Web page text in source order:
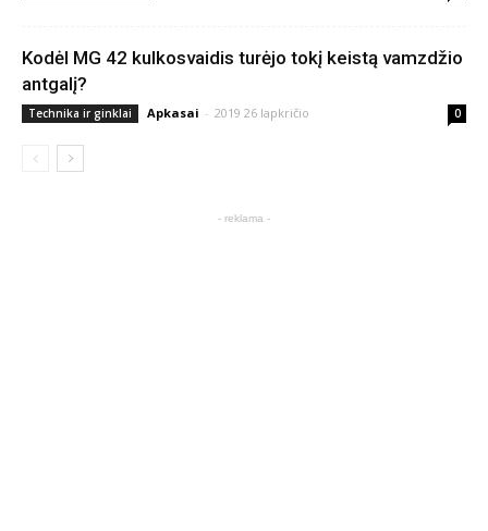
Kodėl MG 42 kulkosvaidis turėjo tokį keistą vamzdžio
antgalį?
Technika ir ginklai Apkasai - 2019 26 lapkričio 0
- reklama -